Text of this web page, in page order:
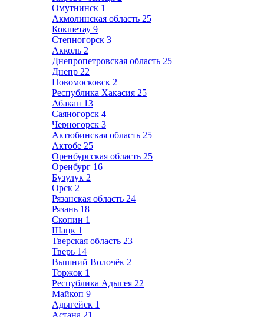
Омутнинск 1
Акмолинская область 25
Кокшетау 9
Степногорск 3
Акколь 2
Днепропетровская область 25
Днепр 22
Новомосковск 2
Республика Хакасия 25
Абакан 13
Саяногорск 4
Черногорск 3
Актюбинская область 25
Актобе 25
Оренбургская область 25
Оренбург 16
Бузулук 2
Орск 2
Рязанская область 24
Рязань 18
Скопин 1
Шацк 1
Тверская область 23
Тверь 14
Вышний Волочёк 2
Торжок 1
Республика Адыгея 22
Майкоп 9
Адыгейск 1
Астана 21